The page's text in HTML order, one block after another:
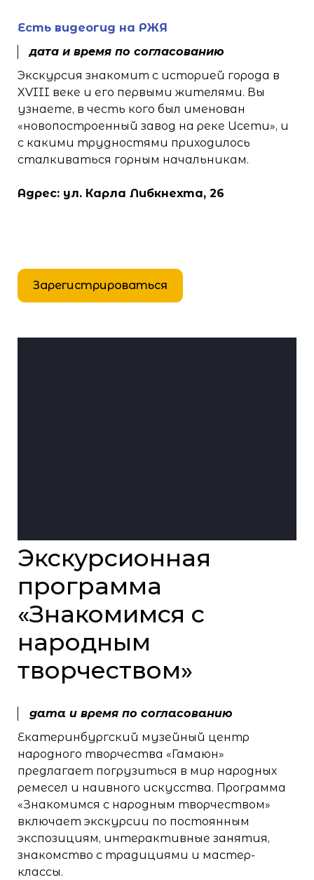
Есть видеогид на РЖЯ
дата и время по согласованию
Экскурсия знакомит с историей города в
XVIII веке и его первыми жителями. Вы
узнаете, в честь кого был именован
«новопостроенный завод на реке Исети», и
с какими трудностями приходилось
сталкиваться горным начальникам.
Адрес: ул. Карла Либкнехта, 26
Зарегистрироваться
Экскурсионная
программа
«Знакомимся с
народным
творчеством»
дата и время по согласованию
Екатеринбургский музейный центр
народного творчества «Гамаюн»
предлагает погрузиться в мир народных
ремесел и наивного искусства. Программа
«Знакомимся с народным творчеством»
включает экскурсии по постоянным
экспозициям, интерактивные занятия,
знакомство с традициями и мастер-
классы.